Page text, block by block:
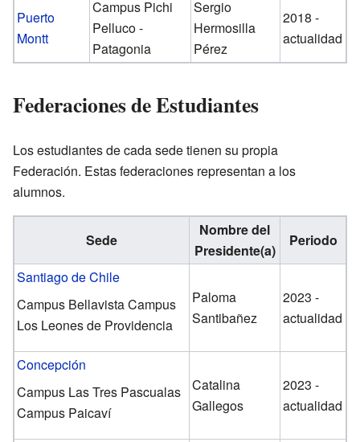
Puerto
Montt
Campus Pichi
Pelluco -
Patagonia
Sergio
Hermosilla
Pérez
2018 -
actualidad
Federaciones de Estudiantes
Los estudiantes de cada sede tienen su propia
Federación. Estas federaciones representan a los
alumnos.
Sede
Nombre del
Presidente(a)
Periodo
Santiago de Chile
Campus Bellavista Campus
Los Leones de Providencia
Paloma
Santibañez
2023 -
actualidad
Concepción
Campus Las Tres Pascualas
Campus Paicaví
Catalina
Gallegos
2023 -
actualidad